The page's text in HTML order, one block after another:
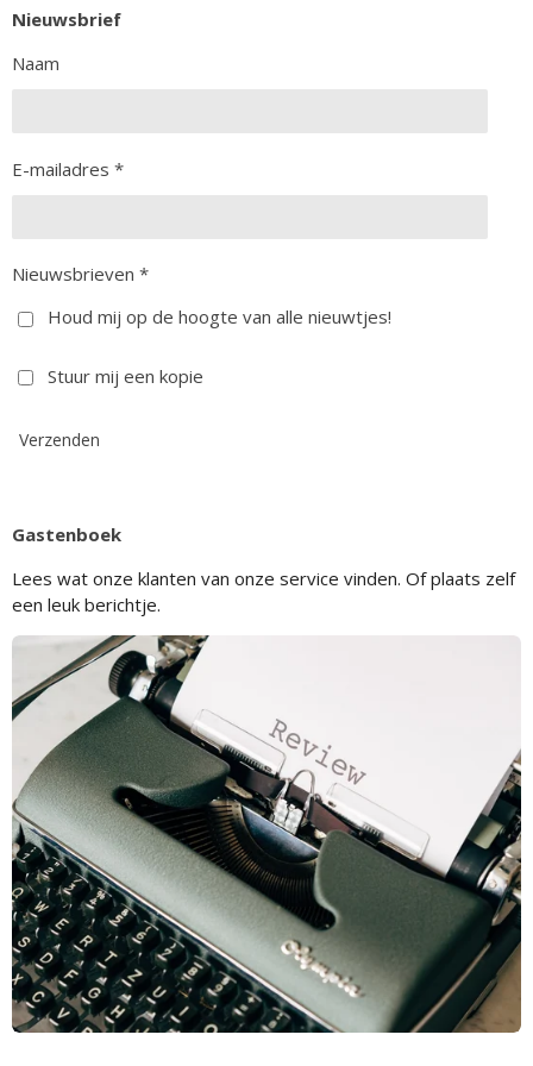
Nieuwsbrief
Naam
E-mailadres *
Nieuwsbrieven *
Houd mij op de hoogte van alle nieuwtjes!
Stuur mij een kopie
Verzenden
Gastenboek
Lees wat onze klanten van onze service vinden. Of plaats zelf
een leuk berichtje.